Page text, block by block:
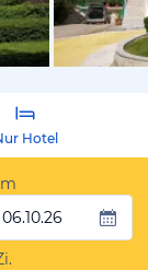
von
Hotel